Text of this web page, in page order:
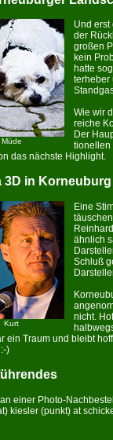
Müde
Und erst
der
großen
kein
hatte
terheber
Wie wir
reiche
Der
tio­nell­en
das nächste Highlight.
3D in Korneuburg
Kurt
Eine
ähnlich
Schluß
nicht.
ein Traum und bleibt
)
ein­er Photo-
kiesler (punkt) at